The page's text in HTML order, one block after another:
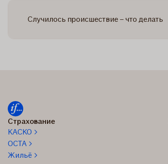
Случилось происшествие – что делать
Страхование
КАСКО
OCTA
Жильё